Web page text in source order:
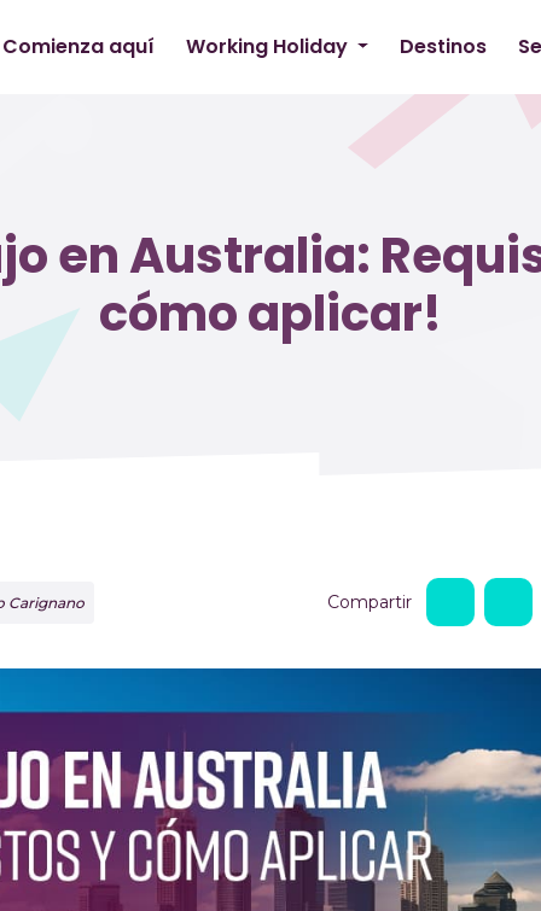
Comienza aquí Working Holiday Destinos
en Australia:
cómo aplicar!
Carignano Compartir